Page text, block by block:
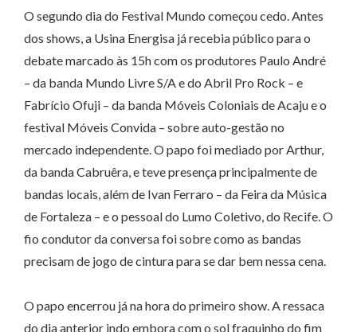
O segundo dia do Festival Mundo começou cedo. Antes
dos shows, a Usina Energisa já recebia público para o
debate marcado às 15h com os produtores Paulo André
– da banda Mundo Livre S/A e do Abril Pro Rock – e
Fabrício Ofuji – da banda Móveis Coloniais de Acaju e o
festival Móveis Convida – sobre auto-gestão no
mercado independente. O papo foi mediado por Arthur,
da banda Cabruêra, e teve presença principalmente de
bandas locais, além de Ivan Ferraro – da Feira da Música
de Fortaleza – e o pessoal do Lumo Coletivo, do Recife. O
fio condutor da conversa foi sobre como as bandas
precisam de jogo de cintura para se dar bem nessa cena.
O papo encerrou já na hora do primeiro show. A ressaca
do dia anterior indo embora com o sol fraquinho do fim